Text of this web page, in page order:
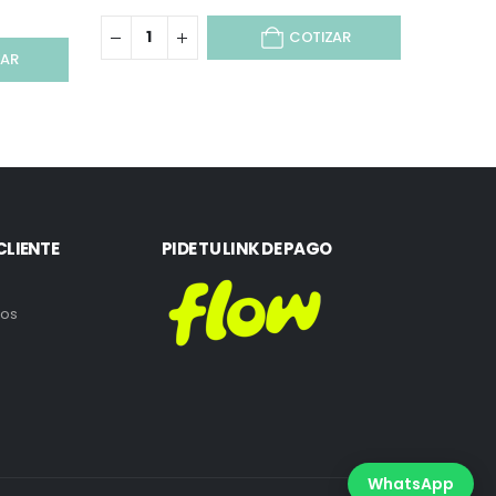
COTIZAR
PIDE TU LINK DE PAGO
WhatsApp